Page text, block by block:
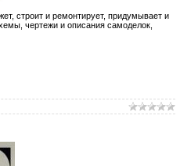
строит и ремонтирует, придумывает и
чертежи и описания самоделок,